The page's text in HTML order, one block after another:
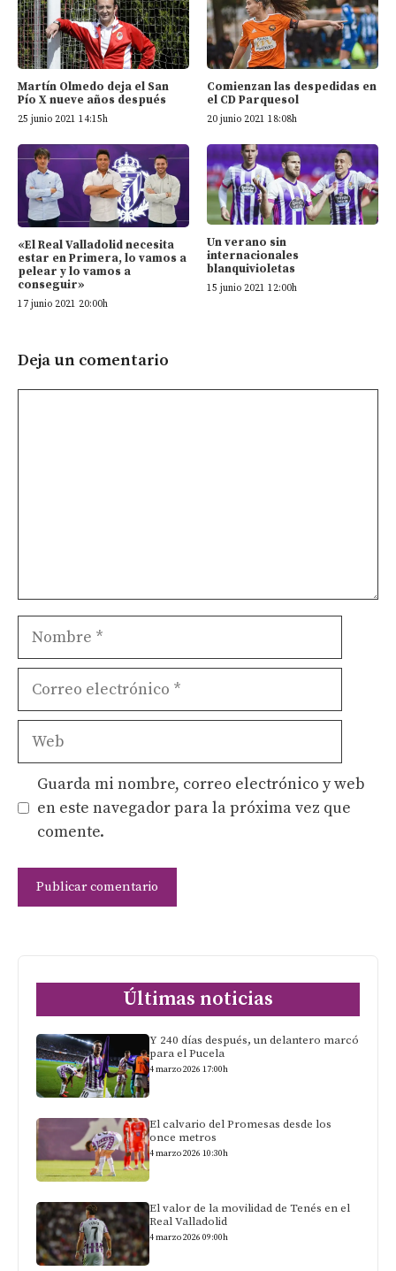
Martín Olmedo deja el San
Pío X nueve años después
25 junio 2021 14:15h
Comienzan las despedidas en
el CD Parquesol
20 junio 2021 18:08h
«El Real Valladolid necesita
estar en Primera, lo vamos a
pelear y lo vamos a
conseguir»
17 junio 2021 20:00h
Un verano sin
internacionales
blanquivioletas
15 junio 2021 12:00h
Deja un comentario
Nombre
Correo
Web
Guarda mi nombre, correo electrónico y web
en este navegador para la próxima vez que
comente.
Últimas noticias
Y 240 días después, un delantero marcó
para el Pucela
4 marzo 2026 17:00h
El calvario del Promesas desde los
once metros
4 marzo 2026 10:30h
El valor de la movilidad de Tenés en el
Real Valladolid
4 marzo 2026 09:00h